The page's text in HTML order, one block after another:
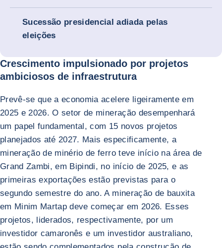
Sucessão presidencial adiada pelas
eleições
Crescimento impulsionado por projetos
ambiciosos de infraestrutura
Prevê-se que a economia acelere ligeiramente em
2025 e 2026. O setor de mineração desempenhará
um papel fundamental, com 15 novos projetos
planejados até 2027. Mais especificamente, a
mineração de minério de ferro teve início na área de
Grand Zambi, em Bipindi, no início de 2025, e as
primeiras exportações estão previstas para o
segundo semestre do ano. A mineração de bauxita
em Minim Martap deve começar em 2026. Esses
projetos, liderados, respectivamente, por um
investidor camaronês e um investidor australiano,